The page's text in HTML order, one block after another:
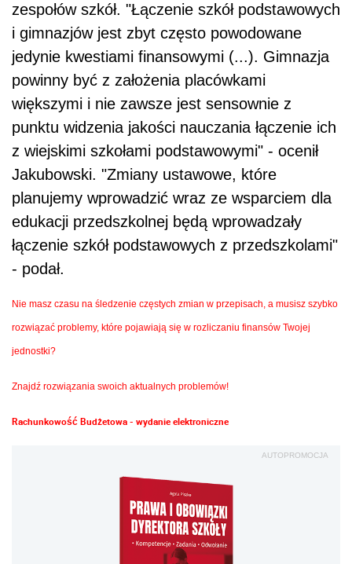
zespołów szkół. "Łączenie szkół podstawowych
i gimnazjów jest zbyt często powodowane
jedynie kwestiami finansowymi (...). Gimnazja
powinny być z założenia placówkami
większymi i nie zawsze jest sensownie z
punktu widzenia jakości nauczania łączenie ich
z wiejskimi szkołami podstawowymi" - ocenił
Jakubowski. "Zmiany ustawowe, które
planujemy wprowadzić wraz ze wsparciem dla
edukacji przedszkolnej będą wprowadzały
łączenie szkół podstawowych z przedszkolami"
- podał.
Nie masz czasu na śledzenie częstych zmian w przepisach, a musisz szybko
rozwiązać problemy, które pojawiają się w rozliczaniu finansów Twojej
jednostki?
Znajdź rozwiązania swoich aktualnych problemów!
Rachunkowość Budżetowa - wydanie elektroniczne
AUTOPROMOCJA